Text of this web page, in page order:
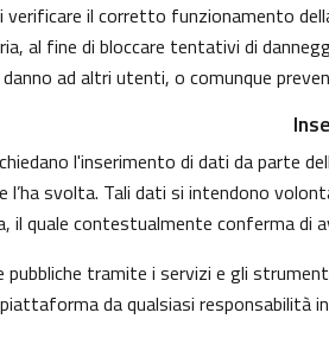
il corretto funzionamento
al fine di bloccare tentativi di
danno ad altri utenti, o comunque
l'inserimento di dati da parte
svolta. Tali dati si intendono
quale contestualmente conferma di
tramite i servizi e gli
da qualsiasi responsabilità